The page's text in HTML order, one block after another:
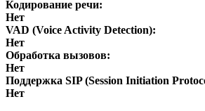
Кодирование речи:
Нет
VAD (Voice Activity Detection):
Нет
Обработка вызовов:
Нет
Поддержка SIP (Session Initiation
Нет